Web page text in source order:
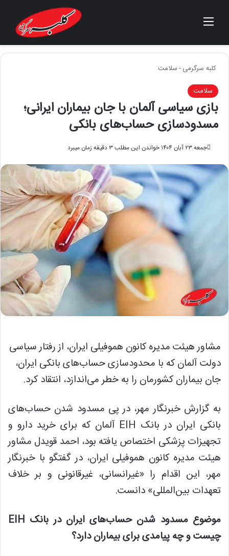
منو
کلبه سرگرمی-سلامت
سلامت
بازی سیاسی آلمان با جان بیماران ایرانی؛
مسدودسازی حساب‌های بانکی
جمعه ۲۳ آبان ۱۴۰۴ خواندن این مطلب ۳ دقیقه زمان میبرد
مشاور هیئت مدیره کانون هموفیلی ایران، از رفتار سیاسی
دولت آلمان که با محدودسازی حساب‌های بانکی ایران،
جان بیماران کشورمان را به خطر می‌اندازد، انتقاد کرد.
به گزارش خبرنگار مهر، در پی مسدود شدن حساب‌های
بانکی ایران در بانک EIH آلمان که برای خرید دارو و
تجهیزات پزشکی اختصاص یافته بود، احمد قویدل مشاور
هیئت مدیره کانون هموفیلی ایران، در گفتگو با خبرنگار
مهر، این اقدام را «غیرانسانی، غیرقانونی و بر خلاف
تعهدات بین‌المللی» دانست.
موضوع
مسدود شدن حساب‌های ایران در بانک EIH
چیست و چهپیامدیبرای بیماران دارد؟